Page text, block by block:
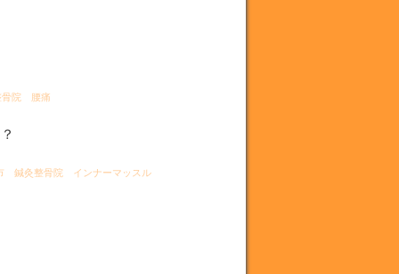
骨院 腰痛
鍼灸整骨院 インナーマッスル